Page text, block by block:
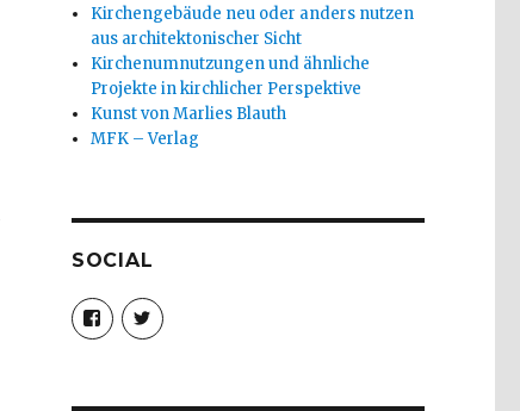
Kirchengebäude neu oder anders nutzen
aus architektonischer Sicht
Kirchenumnutzungen und ähnliche
Projekte in kirchlicher Perspektive
Kunst von Marlies Blauth
MFK – Verlag
SOCIAL
Profil
von
christoph.fleischer1
anzeigen
Profil
von
anzeigen